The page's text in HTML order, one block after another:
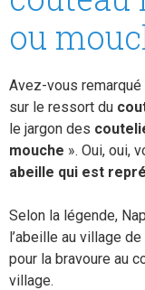
ou
Avez-vous
sur le ressort du
le jargon des
mouche ». Oui, oui,
abeille qui est
Selon la légende,
l’abeille au village de
pour la bravoure au
village.